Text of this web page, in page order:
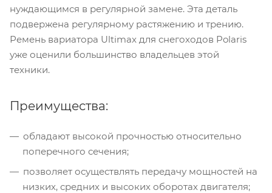
нуждающимся в регулярной замене. Эта деталь
подвержена регулярному растяжению и трению.
Ремень вариатора Ultimax для снегоходов Polaris
уже оценили большинство владельцев этой
техники.
Преимущества:
обладают высокой прочностью относительно
поперечного сечения;
позволяет осуществлять передачу мощностей на
низких, средних и высоких оборотах двигателя;